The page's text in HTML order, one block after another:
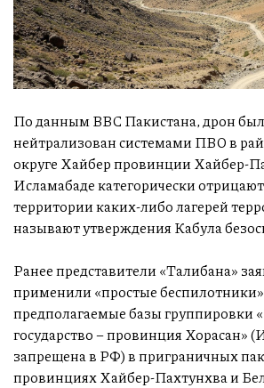
По данным ВВС Пакистана, дрон
нейтрализован системами ПВО в
округе Хайбер провинции Хайбер-
Исламабаде категорически
территории каких-либо лагерей
называют утверждения Кабула
Ранее представители «Талибана»
применили «простые беспилотники»
предполагаемые базы группировки
государство – провинция Хорасан»
запрещена в РФ) в приграничных
провинциях Хайбер-Пахтунхва и